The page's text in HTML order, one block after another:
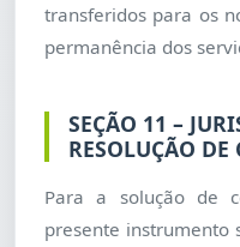
transferidos para os
permanência dos
SEÇÃO 11 –
RESOLUÇÃO DE
Para a solução de
presente instrumento